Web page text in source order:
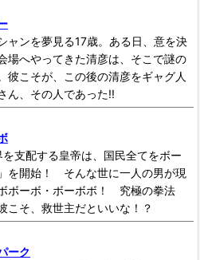
ャンを夢見る17歳。ある日、意を決
場へやってきた清彦は、そこで謎の
彼こそが、この後の清彦をギャグ人
ん、その人であった!!
支配する皇帝は、国民全てをボー
を開始！ そんな世に一人の男が現
ボーボ・ボーボボ！ 究極の拳法
こそ、救世主だといいな！？
ーク